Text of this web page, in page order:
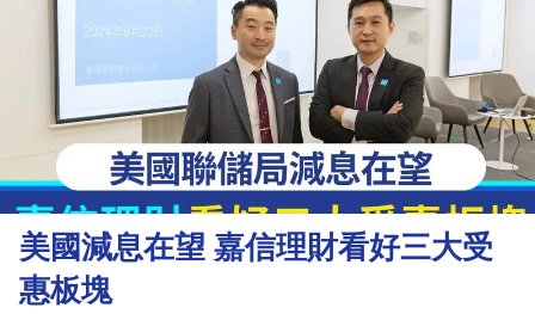
樓
市
理
財
美國減息在望 嘉信理財看好三大受
惠板塊